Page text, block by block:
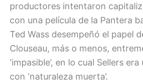
productores intentaron
con una película de la Pantera
Ted Wass desempeñó el papel
Clouseau, más o menos,
‘impasible’, en lo cual Sellers
con ‘naturaleza muerta’.